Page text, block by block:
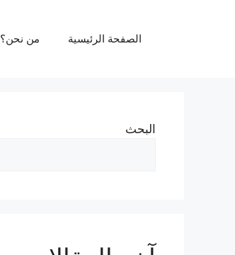
الصفحة الرئيسية من نحن؟
البحث